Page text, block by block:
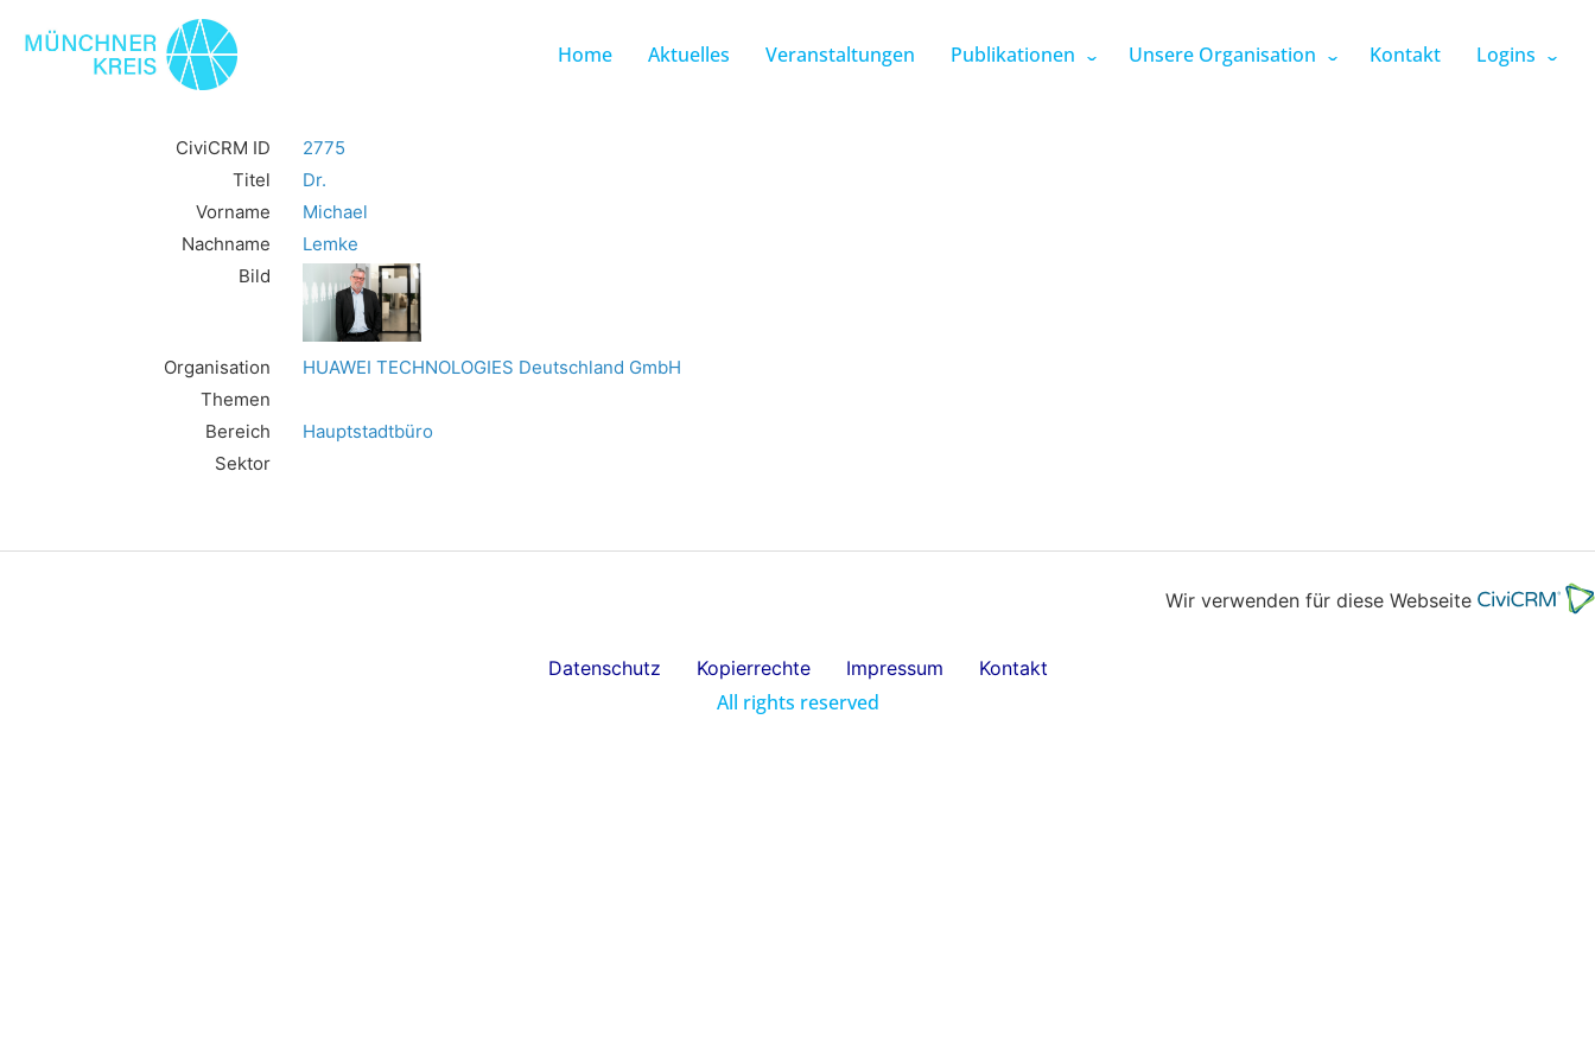
Home Aktuelles Veranstaltungen Publikationen Unsere Organisation Kontakt Logins
CiviCRM ID
2775
Titel
Dr.
Vorname
Michael
Nachname
Lemke
Bild
Organisation
HUAWEI TECHNOLOGIES Deutschland GmbH
Themen
Bereich
Hauptstadtbüro
Sektor
Wir verwenden für diese Webseite
Datenschutz Kopierrechte Impressum Kontakt
All rights reserved